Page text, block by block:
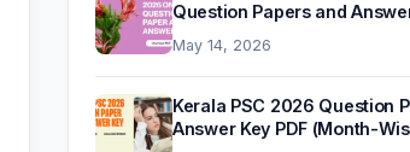
Question Papers and
May 14, 2026
Kerala PSC 2026 Question
Answer Key PDF (Month-